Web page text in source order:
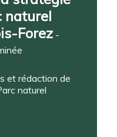
naturel
Forez-
et rédaction de
naturel